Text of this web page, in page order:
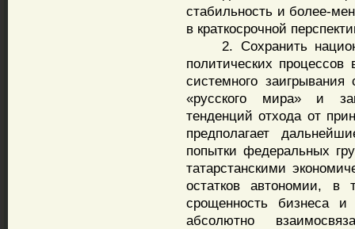
стабильность и более-
в краткосрочной
2. Сохранить
политических
системного
«русского мира» и
тенденций отхода от
предполагает
попытки федеральных
татарстанскими
остатков автономии,
срощенность бизнеса
абсолютно